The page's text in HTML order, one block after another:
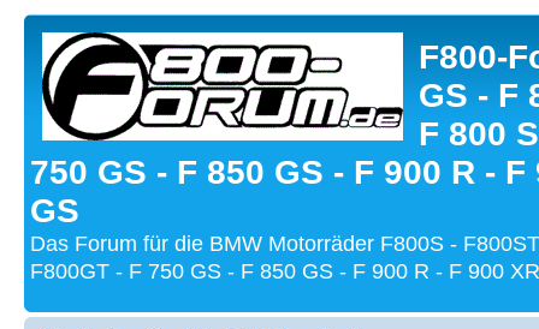
F800-
GS - F
F 800
750 GS - F 850 GS - F 900 R - F
GS
Das Forum für die BMW Motorräder F800S -
F800GT - F 750 GS - F 850 GS - F 900 R - F 900